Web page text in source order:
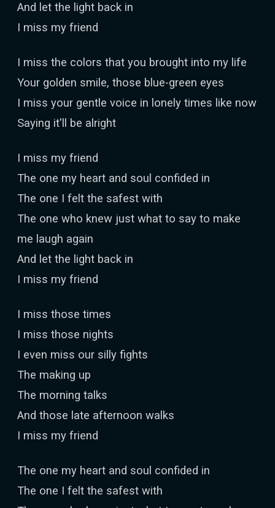
And let the light back in
I miss my friend
I miss the colors that you brought into my life
Your golden smile, those blue-green eyes
I miss your gentle voice in lonely times like now
Saying it'll be alright
I miss my friend
The one my heart and soul confided in
The one I felt the safest with
The one who knew just what to say to make
me laugh again
And let the light back in
I miss my friend
I miss those times
I miss those nights
I even miss our silly fights
The making up
The morning talks
And those late afternoon walks
I miss my friend
The one my heart and soul confided in
The one I felt the safest with